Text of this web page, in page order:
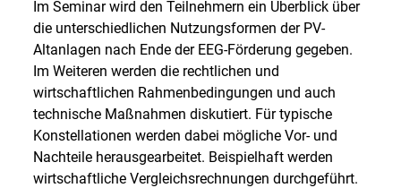
Im Seminar wird den Teilnehmern ein Überblick über
die unterschiedlichen Nutzungsformen der PV-
Altanlagen nach Ende der EEG-Förderung gegeben.
Im Weiteren werden die rechtlichen und
wirtschaftlichen Rahmenbedingungen und auch
technische Maßnahmen diskutiert. Für typische
Konstellationen werden dabei mögliche Vor- und
Nachteile herausgearbeitet. Beispielhaft werden
wirtschaftliche Vergleichsrechnungen durchgeführt.